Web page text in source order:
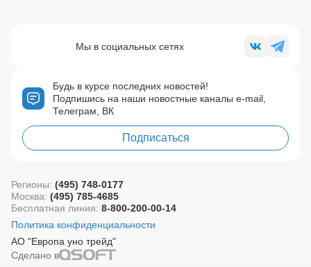
Будь в курсе последних новостей!
Подпишись на наши новостные каналы e-mail,
Телеграм, ВК
Подписаться
Мы в социальных сетях
АО "Европа уно трейд"
Регионы: (495) 748-0177
Москва: (495) 785-4685
Бесплатная линия: 8-800-200-00-14
Политика конфиденциальности
Сделано в